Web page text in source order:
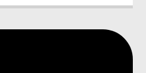
producteur, artiste
électronique en Iran.